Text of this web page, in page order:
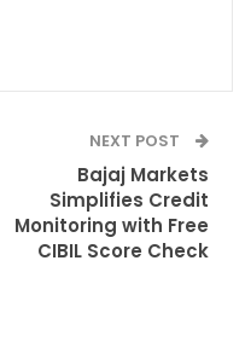
NEXT POST
Bajaj Markets
Simplifies Credit
Monitoring with Free
CIBIL Score Check